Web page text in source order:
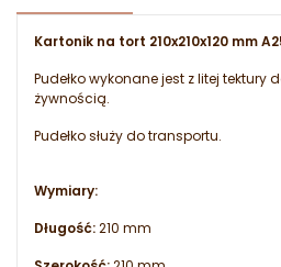
Kartonik na tort 210x210x120 mm
Pudełko wykonane jest z litej tektury
żywnością.
Pudełko służy do transportu.
Wymiary:
Długość:210 mm